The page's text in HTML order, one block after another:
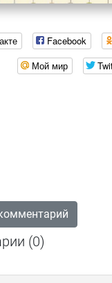
Facebook
Мой мир
(0)